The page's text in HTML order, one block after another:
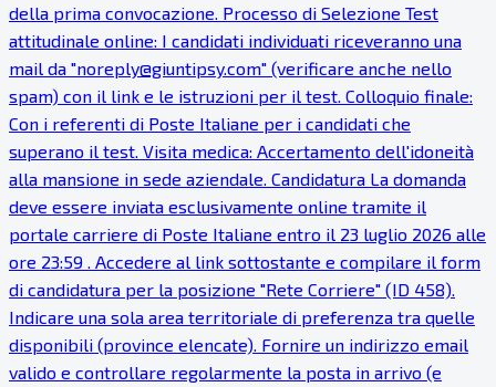
della prima convocazione. Processo di Selezione Test
attitudinale online: I candidati individuati riceveranno una
mail da "noreply@giuntipsy.com" (verificare anche nello
spam) con il link e le istruzioni per il test. Colloquio finale:
Con i referenti di Poste Italiane per i candidati che
superano il test. Visita medica: Accertamento dell'idoneità
alla mansione in sede aziendale. Candidatura La domanda
deve essere inviata esclusivamente online tramite il
portale carriere di Poste Italiane entro il 23 luglio 2026 alle
ore 23:59 . Accedere al link sottostante e compilare il form
di candidatura per la posizione "Rete Corriere" (ID 458).
Indicare una sola area territoriale di preferenza tra quelle
disponibili (province elencate). Fornire un indirizzo email
valido e controllare regolarmente la posta in arrivo (e